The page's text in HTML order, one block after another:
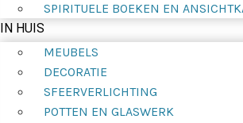
SPIRITUELE BOEKEN EN
IN HUIS
MEUBELS
DECORATIE
SFEERVERLICHTING
POTTEN EN GLASWERK